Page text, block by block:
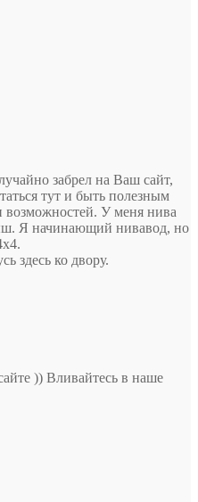
забрел на Ваш сайт,
тут и быть полезным
возможностей. У меня нива
Я начинающий нивавод, но
здесь ко двору.
)) Вливайтесь в наше